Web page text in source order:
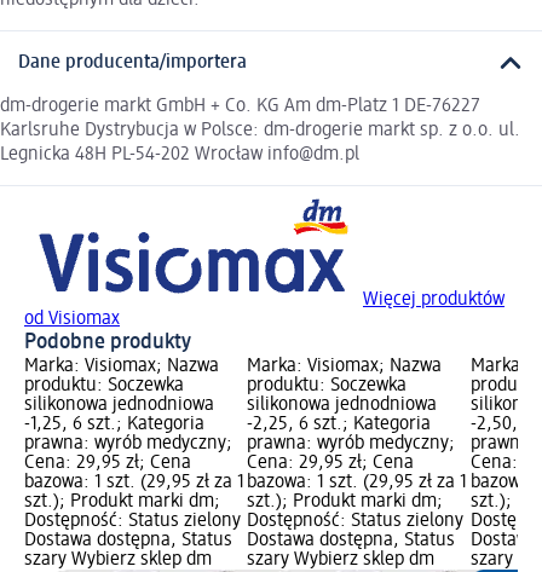
Dane producenta/importera
dm-drogerie markt GmbH + Co. KG Am dm-Platz 1 DE-76227
Karlsruhe Dystrybucja w Polsce: dm-drogerie markt sp. z o.o. ul.
Legnicka 48H PL-54-202 Wrocław info@dm.pl
Więcej produktów
od Visiomax
Podobne produkty
Marka: Visiomax; Nazwa
produktu: Soczewka
silikonowa jednodniowa
-1,25, 6 szt.; Kategoria
prawna: wyrób medyczny;
Cena: 29,95 zł; Cena
bazowa: 1 szt. (29,95 zł za 1
szt.); Produkt marki dm;
Dostępność: Status zielony
Dostawa dostępna, Status
szary Wybierz sklep dm
Marka: Visiomax; Nazwa
produktu: Soczewka
silikonowa jednodniowa
-2,25, 6 szt.; Kategoria
prawna: wyrób medyczny;
Cena: 29,95 zł; Cena
bazowa: 1 szt. (29,95 zł za 1
szt.); Produkt marki dm;
Dostępność: Status zielony
Dostawa dostępna, Status
szary Wybierz sklep dm
Marka:
-2,50, 6
prawna:
Cena:
bazowa:
szt.);
szary